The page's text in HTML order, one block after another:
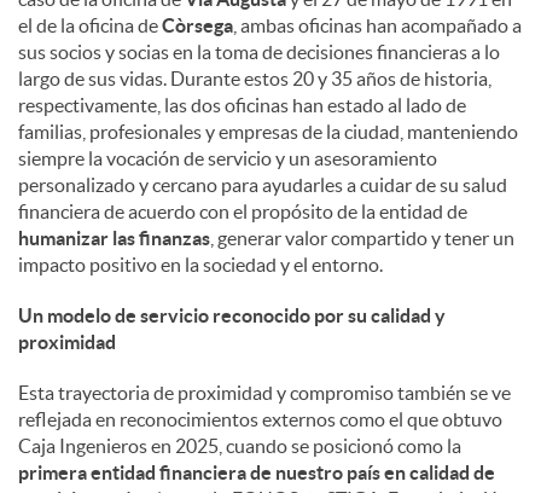
o
s
el de la oficina deCòrsega , ambas oficinas han acompañado a
sus socios y socias en la toma de decisiones financieras a lo
largo de sus vidas. Durante estos 20 y 35 años de historia,
respectivamente, las dos oficinas han estado al lado de
familias, profesionales y empresas de la ciudad, manteniendo
siempre la vocación de servicio y un asesoramiento
personalizado y cercano para ayudarles a cuidar de su salud
financiera de acuerdo con el propósito de la entidad de
humanizar las finanzas , generar valor compartido y tener un
impacto positivo en la sociedad y el entorno.
Un modelo de servicio reconocido por su calidad y
proximidad
Esta trayectoria de proximidad y compromiso también se ve
reflejada en reconocimientos externos como el que obtuvo
Caja Ingenieros en 2025, cuando se posicionó como la
primera entidad financiera de nuestro país en calidad de